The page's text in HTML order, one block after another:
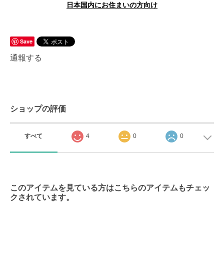
日本国内にお住まいの方向け
Save
通報する
ショップの評価
すべて 4 0 0
このアイテムを見ている方はこちらのアイテムもチェッ
クされています。